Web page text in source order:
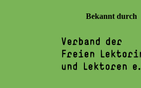
Bekannt durch